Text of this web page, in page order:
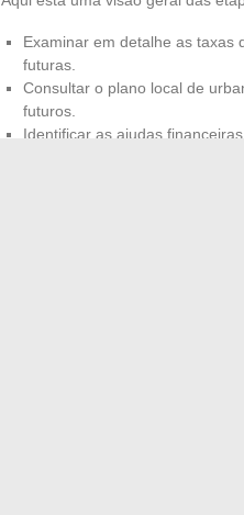
Examinar em detalhe as taxas
futuras.
Consultar o plano local de
futuros.
Identificar as ajudas